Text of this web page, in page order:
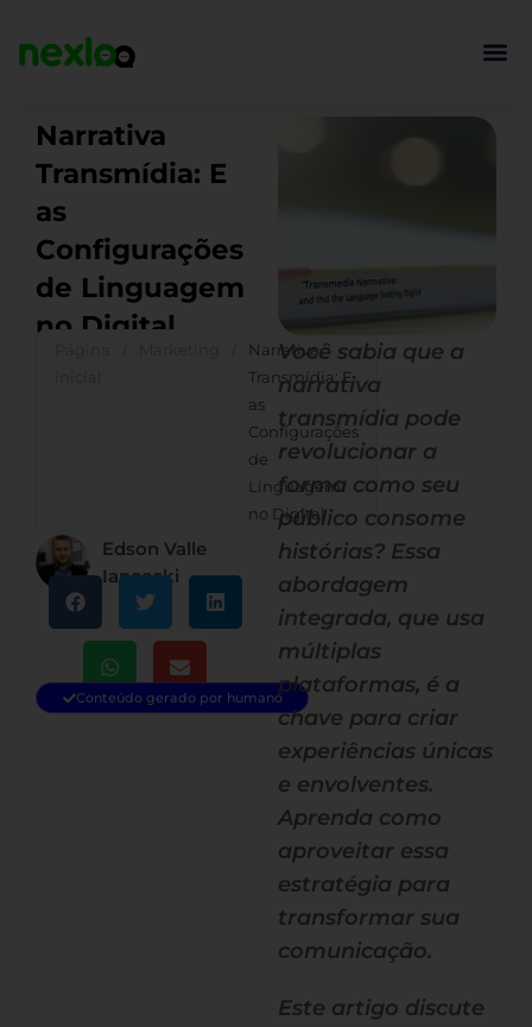
para
Narrativa
Transmídia: E
as
Configurações
de Linguagem
no Digital
Narrativa
Transmídia: E
as
Configurações
de
Linguagem
no Digital
Edson Valle
Iancoski
Conteúdo gerado por humano
Você sabia que a
narrativa
transmídia pode
revolucionar a
forma como seu
público consome
histórias? Essa
abordagem
integrada, que usa
múltiplas
plataformas, é a
chave para criar
experiências únicas
e envolventes.
Aprenda como
aproveitar essa
estratégia para
transformar sua
comunicação.
Este artigo discute